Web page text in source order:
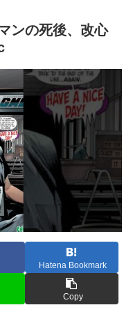
ンの死後、改心
Hatena Bookmark
Copy